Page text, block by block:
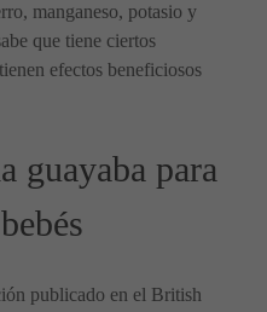
manganeso, potasio y
que tiene ciertos
efectos beneficiosos
guayaba para
publicado en el British